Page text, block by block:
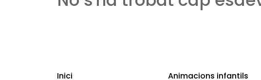
Inici
Animacions infantils